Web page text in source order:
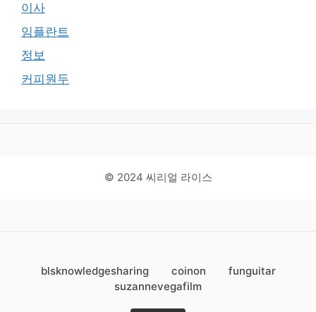
이사
임플란트
정보
커피원두
© 2024 씨리얼 라이스
blsknowledgesharing coinon
funguitar
suzannevegafilm